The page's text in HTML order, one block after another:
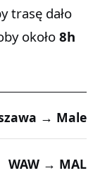
trasę dało
około 8h
→ Male
WAW → MAL